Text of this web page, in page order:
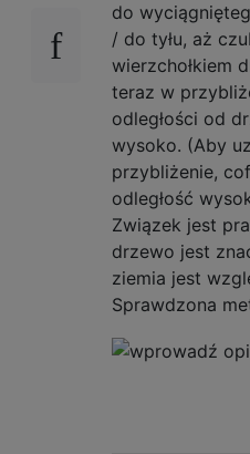
do
/ do tyłu, aż
wierzchołkiem
teraz w
odległości od
wysoko. (Aby
przybliżenie,
odległość
Związek jest
drzewo jest
ziemia jest
Sprawdzona